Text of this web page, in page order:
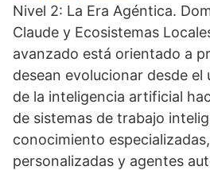
Nivel 2: La Era Agéntica.
Claude y Ecosistemas
avanzado está orientado a
desean evolucionar desde el
de la inteligencia artificial
de sistemas de trabajo
conocimiento
personalizadas y agentes